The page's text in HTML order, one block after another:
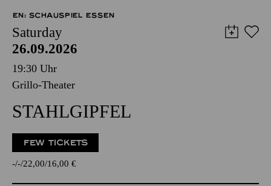
EN: SCHAUSPIEL ESSEN
Saturday
26.09.2026
19:30 Uhr
Grillo-Theater
STAHLGIPFEL
FEW TICKETS
- - 22,00 16,00 €